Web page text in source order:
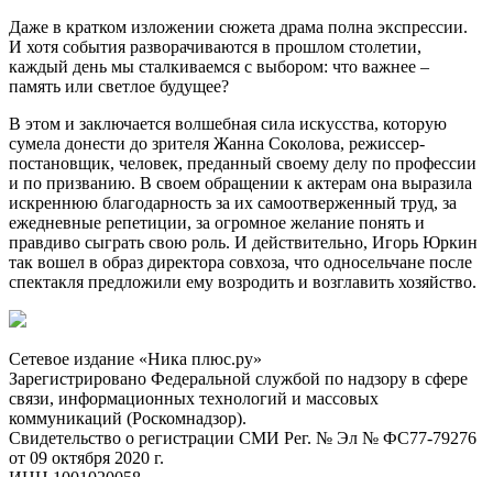
Даже в кратком изложении сюжета драма полна экспрессии.
И хотя события разворачиваются в прошлом столетии,
каждый день мы сталкиваемся с выбором: что важнее –
память или светлое будущее?
В этом и заключается волшебная сила искусства, которую
сумела донести до зрителя Жанна Соколова, режиссер-
постановщик, человек, преданный своему делу по профессии
и по призванию. В своем обращении к актерам она выразила
искреннюю благодарность за их самоотверженный труд, за
ежедневные репетиции, за огромное желание понять и
правдиво сыграть свою роль. И действительно, Игорь Юркин
так вошел в образ директора совхоза, что односельчане после
спектакля предложили ему возродить и возглавить хозяйство.
Сетевое издание «Ника плюс.ру»
Зарегистрировано Федеральной службой по надзору в сфере
связи, информационных технологий и массовых
коммуникаций (Роскомнадзор).
Свидетельство о регистрации СМИ Рег. № Эл № ФС77-79276
от 09 октября 2020 г.